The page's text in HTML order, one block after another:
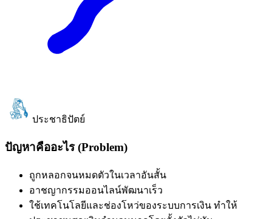
ประชาธิปัตย์
ปัญหาคืออะไร (Problem)
ถูกหลอกจนหมดตัวในเวลาอันสั้น
อาชญากรรมออนไลน์พัฒนาเร็ว
ใช้เทคโนโลยีและช่องโหว่ของระบบการเงิน ทำให้